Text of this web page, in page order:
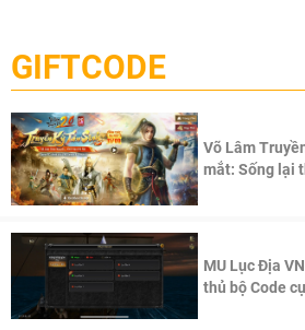
cầu, theo giấy phép chính thức từ
Pocketpair, Inc.
GIFTCODE
Võ Lâm
mắt: Sống lại
MU Lục Địa
thủ bộ Code